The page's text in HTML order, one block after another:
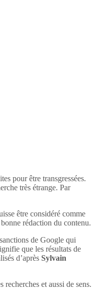
pour être transgressées.
très étrange. Par
être considéré comme
rédaction du contenu.
de Google qui
que les résultats de
d’après Sylvain
et aussi de sens.